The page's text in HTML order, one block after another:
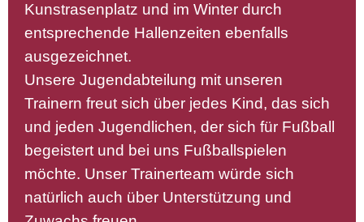
Kunstrasenplatz und im Winter durch
entsprechende Hallenzeiten ebenfalls
ausgezeichnet.
Unsere Jugendabteilung mit unseren
Trainern freut sich über jedes Kind, das sich
und jeden Jugendlichen, der sich für Fußball
begeistert und bei uns Fußballspielen
möchte. Unser Trainerteam würde sich
natürlich auch über Unterstützung und